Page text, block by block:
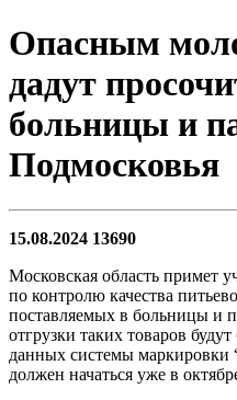
Опасным
дадут
больницы и
Подмосковья
15.08.2024 13690
Московская область примет
по контролю качества
поставляемых в больницы и
отгрузки таких товаров
данных системы маркировки
должен начаться уже в